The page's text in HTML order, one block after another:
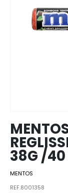
images
gallery
38G /40
MENTOS
REF.8001358